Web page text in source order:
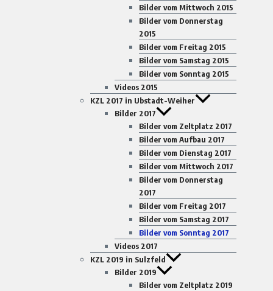
Bilder vom Mittwoch 2015
Bilder vom Donnerstag
2015
Bilder vom Freitag 2015
Bilder vom Samstag 2015
Bilder vom Sonntag 2015
Videos 2015
KZL 2017 in Ubstadt-Weiher
Bilder 2017
Bilder vom Zeltplatz 2017
Bilder vom Aufbau 2017
Bilder vom Dienstag 2017
Bilder vom Mittwoch 2017
Bilder vom Donnerstag
2017
Bilder vom Freitag 2017
Bilder vom Samstag 2017
Bilder vom Sonntag 2017
Videos 2017
KZL 2019 in Sulzfeld
Bilder 2019
Bilder vom Zeltplatz 2019